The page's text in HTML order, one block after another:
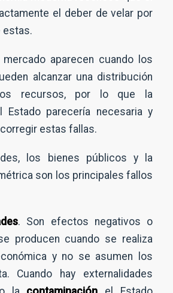
el deber de velar por
estas.
aparecen cuando los
alcanzar una distribución
recursos, por lo que la
Estado parecería necesaria y
estas fallas.
los bienes públicos y la
son los principales fallos
. Son efectos negativos o
producen cuando se realiza
y no se asumen los
Cuando hay externalidades